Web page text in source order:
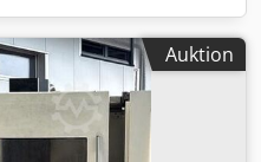
Auktion